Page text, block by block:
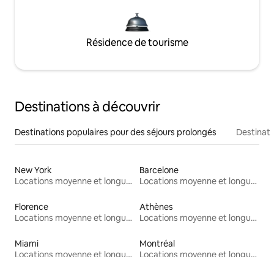
Résidence de tourisme
Destinations à découvrir
Destinations populaires pour des séjours prolongés
New York
Locations moyenne et longue durée
Barcelone
Locations moyenne et longue durée
Florence
Locations moyenne et longue durée
Athènes
Locations moyenne et longue durée
Miami
Locations moyenne et longue durée
Montréal
Locations moyenne et longue durée